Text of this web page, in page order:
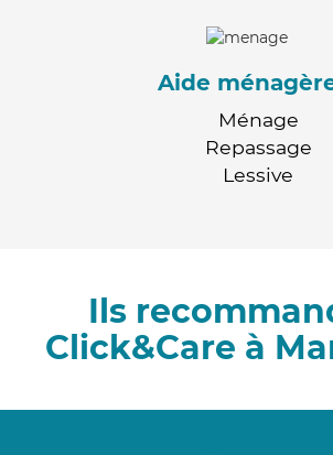
Aide
Ménage
Repassage
Lessive
Ils
Click&Care à